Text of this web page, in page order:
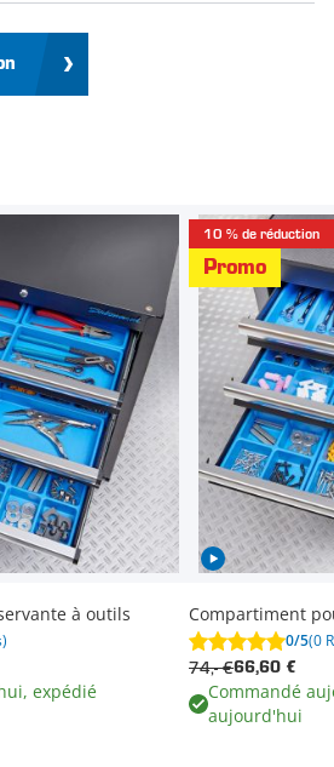
à outils
expédié
10 % de réduction
Promo
Compartiment
0/5(0
66,60 €
74,- €
Commandé
aujourd'hui